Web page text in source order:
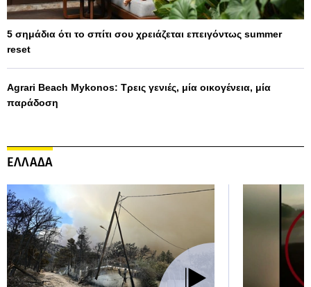
5 σημάδια ότι το σπίτι σου χρειάζεται επειγόντως summer
reset
Agrari Beach Mykonos: Τρεις γενιές, μία οικογένεια, μία
παράδοση
ΕΛΛΑΔΑ